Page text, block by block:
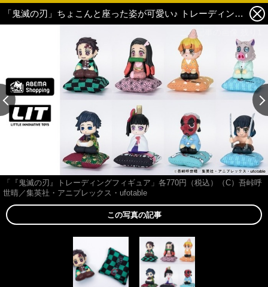
「鬼滅の刃」ちょこんと座った姿が可愛い♪ トレーディングフィギュア全8種が全国ローソンで発売 2枚目の写真・画像
「『鬼滅の刃』トレーディングフィギュア」各770円（税込）（C）吾峠呼
世晴／集英社・アニプレックス・ufotable
この記事の画像 残り1
この写真の記事